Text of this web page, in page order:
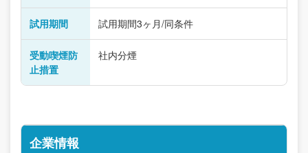
試用期間 試用期間3ヶ月/同条件
受動喫煙防
止措置
社内分煙
企業情報